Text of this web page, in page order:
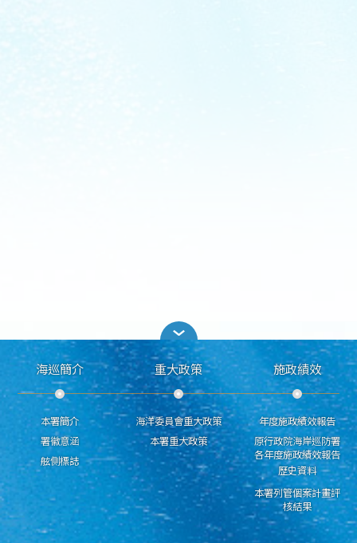
海巡簡介
本署簡介
署徽意涵
舷側標誌
重大政策
海洋委員會重大政策
本署重大政策
施政績效
年度施政績效報告
原行政院海岸巡防署
各年度施政績效報告
歷史資料
本署列管個案計畫評
核結果